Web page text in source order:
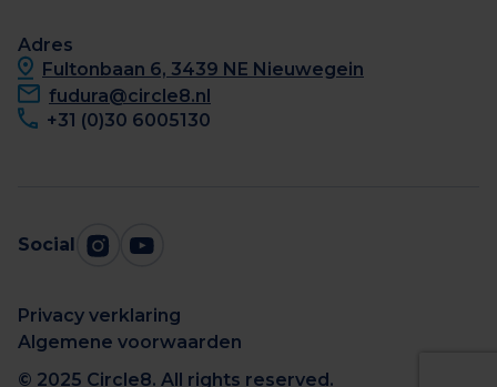
Adres
Fultonbaan 6, 3439 NE Nieuwegein
fudura@circle8.nl
+31 (0)30 6005130
Social
Privacy verklaring
Algemene voorwaarden
© 2025 Circle8. All rights reserved.